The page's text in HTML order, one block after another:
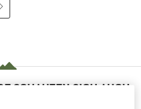
SCHAUTEN SICH AUCH